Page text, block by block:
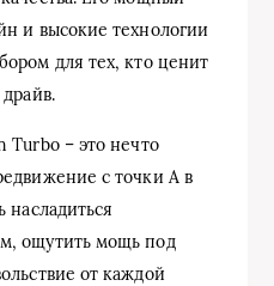
и высокие технологии
для тех, кто ценит
Turbo – это нечто
с точки А в
насладиться
ощутить мощь под
от каждой